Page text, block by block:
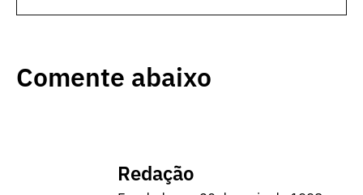
Comente abaixo
Redação